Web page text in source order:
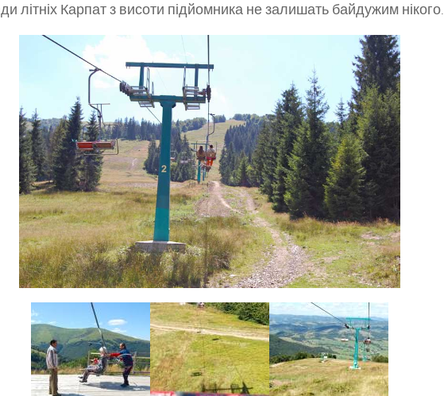
літніх Карпат з висоти підйомника не залишать байдужим нікого.